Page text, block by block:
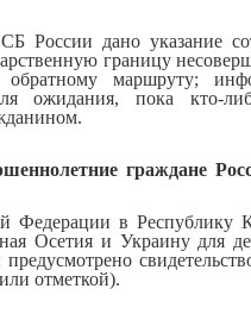
России дано указание
границу
обратному маршруту;
ожидания, пока кто-
граждане
Федерации в Республику
Осетия и Украину для
отметкой).